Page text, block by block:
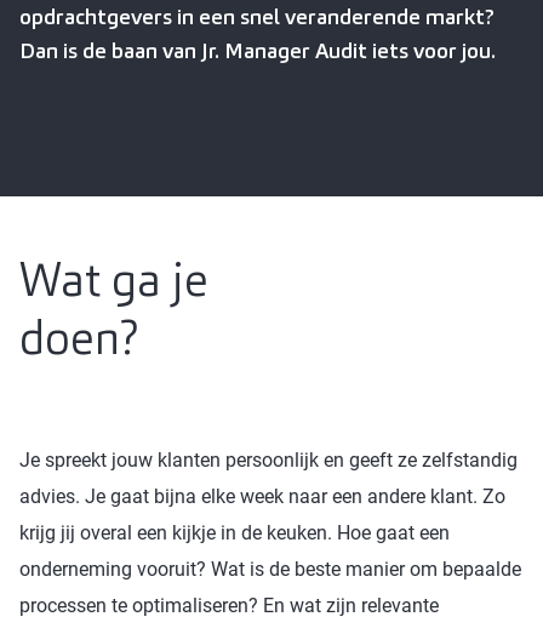
opdrachtgevers in een snel veranderende markt?
Dan is de baan van Jr. Manager Audit iets voor jou.
Wat ga je
doen?
Je spreekt jouw klanten persoonlijk en geeft ze zelfstandig
advies. Je gaat bijna elke week naar een andere klant. Zo
krijg jij overal een kijkje in de keuken. Hoe gaat een
onderneming vooruit? Wat is de beste manier om bepaalde
processen te optimaliseren? En wat zijn relevante